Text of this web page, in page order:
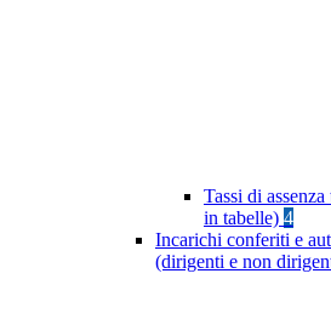
Tassi di
in tabelle) 4
Incarichi conferiti e
(dirigenti e non